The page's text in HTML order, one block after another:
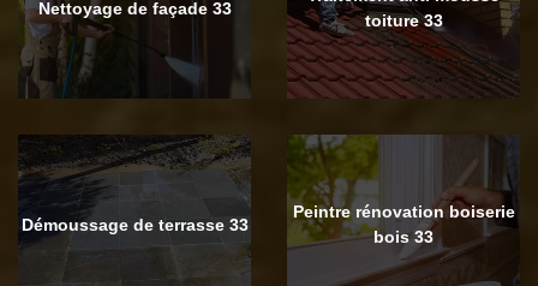
Nettoyage de façade 33
toiture 33
Démoussage de terrasse 33
Peintre rénovation boiserie
bois 33